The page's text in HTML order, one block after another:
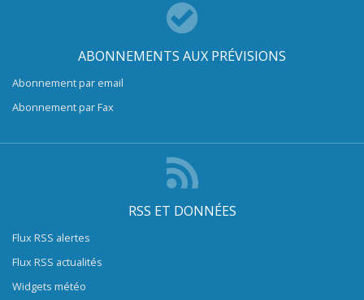
ABONNEMENTS AUX PRÉVISIONS
Abonnement par email
Abonnement par Fax
RSS ET DONNÉES
Flux RSS alertes
Flux RSS actualités
Widgets météo